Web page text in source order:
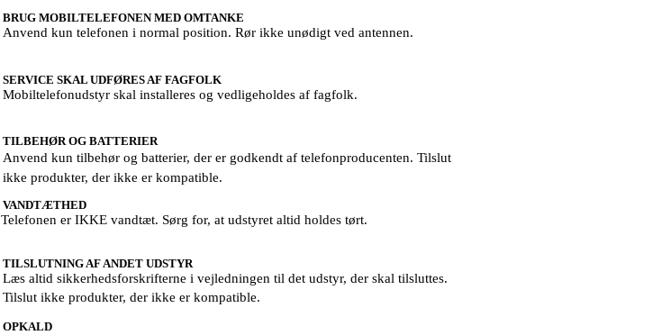
BRUG MOBILTELEFONEN MED OMTANKE
Anvend kun telefonen i normal position. Rør ikke unødigt ved antennen.
SERVICE SKAL UDFØRES AF FAGFOLK
Mobiltelefonudstyr skal installeres og vedligeholdes af fagfolk.
TILBEHØR OG BATTERIER
Anvend kun tilbehør og batterier, der er godkendt af telefonproducenten. Tilslut
ikke produkter, der ikke er kompatible.
VANDTÆTHED
Telefonen er IKKE vandtæt. Sørg for, at udstyret altid holdes tørt.
TILSLUTNING AF ANDET UDSTYR
Læs altid sikkerhedsforskrifterne i vejledningen til det udstyr, der skal tilsluttes.
Tilslut ikke produkter, der ikke er kompatible.
OPKALD